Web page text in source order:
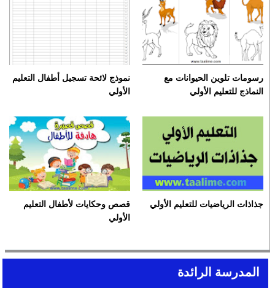
رسومات تلوين الحيوانات مع
النماذج للتعليم الأولي
نموذج لائحة تسجيل أطفال التعليم
الأولي
جذاذات الرياضيات للتعليم الأولي
قصص وحكايات لأطفال التعليم
الأولي
المدرسة الرائدة